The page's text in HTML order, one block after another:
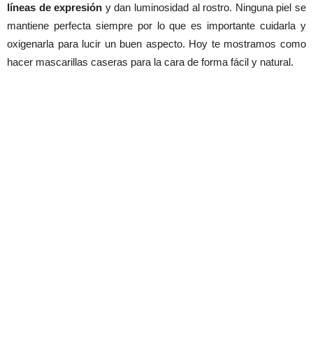
líneas de expresión y dan luminosidad al rostro. Ninguna piel se
mantiene perfecta siempre por lo que es importante cuidarla y
oxigenarla para lucir un buen aspecto. Hoy te mostramos como
hacer mascarillas caseras para la cara de forma fácil y natural.